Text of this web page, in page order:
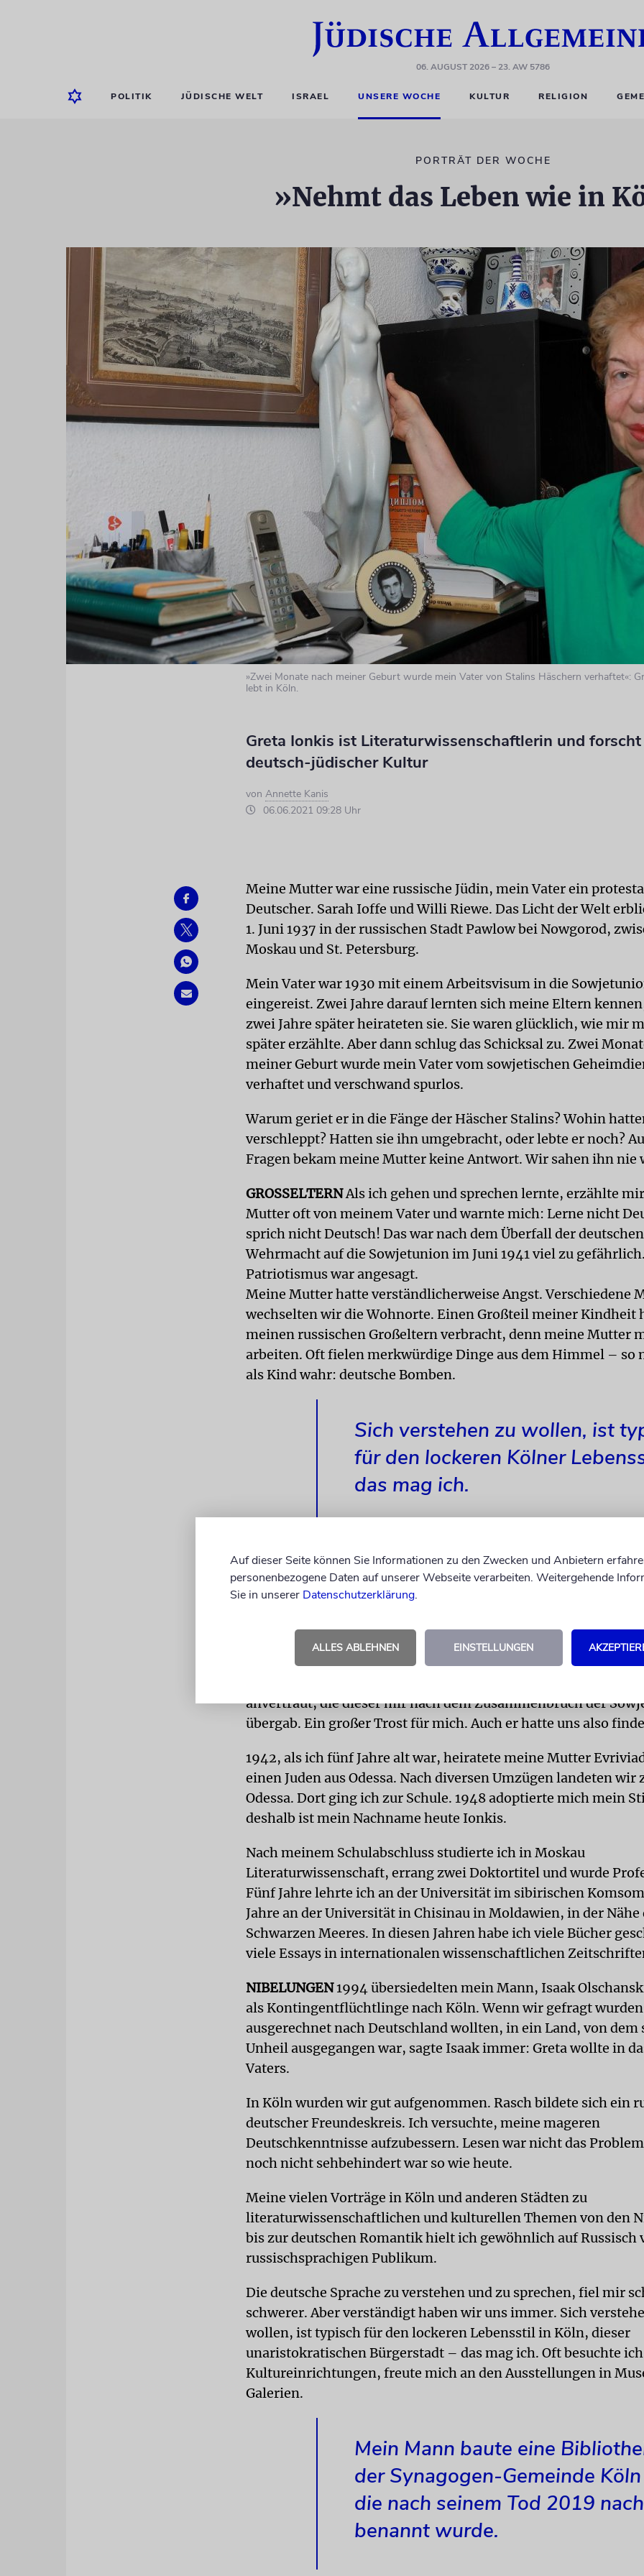
06. AUGUST 2026– 23. AW 5786
POLITIK JÜDISCHE WELT ISRAEL UNSERE WOCHE KULTUR RELIGION
PORTRÄT DER WOCHE
»Nehmt das Leben wie in
»Zwei Monate nach meiner Geburt wurde mein Vater von Stalins Häschern verhaftet«:
lebt in Köln.
Greta Ionkis ist Literaturwissenschaftlerin und forscht
deutsch-jüdischer Kultur
von Annette Kanis
06.06.2021 09:28 Uhr
Meine Mutter war eine russische Jüdin, mein Vater ein
Deutscher. Sarah Ioffe und Willi Riewe. Das Licht der Welt
1. Juni 1937 in der russischen Stadt Pawlow bei Nowgorod,
Moskau und St. Petersburg.
Mein Vater war 1930 mit einem Arbeitsvisum in die
eingereist. Zwei Jahre darauf lernten sich meine Eltern
zwei Jahre später heirateten sie. Sie waren glücklich, wie mir
später erzählte. Aber dann schlug das Schicksal zu. Zwei
meiner Geburt wurde mein Vater vom sowjetischen
verhaftet und verschwand spurlos.
Warum geriet er in die Fänge der Häscher Stalins? Wohin
verschleppt? Hatten sie ihn umgebracht, oder lebte er noch?
Fragen bekam meine Mutter keine Antwort. Wir sahen ihn nie
GROSSELTERNAls ich gehen und sprechen lernte, erzählte
Mutter oft von meinem Vater und warnte mich: Lerne nicht
sprich nicht Deutsch! Das war nach dem Überfall der deutschen
Wehrmacht auf die Sowjetunion im Juni 1941 viel zu gefährlich.
Patriotismus war angesagt.
Meine Mutter hatte verständlicherweise Angst. Verschiedene
wechselten wir die Wohnorte. Einen Großteil meiner Kindheit
meinen russischen Großeltern verbracht, denn meine Mutter
arbeiten. Oft fielen merkwürdige Dinge aus dem Himmel – so
als Kind wahr: deutsche Bomben.
Sich verstehen zu wollen, ist
für den lockeren Kölner
das mag ich.
Meine Großeltern brachten mir schon früh das Lesen der
Sprache bei. Russisch war und ist meine Muttersprache und
meine Heimat. Und doch sehnte ich mich nach meinem
Als ich 52 Jahre alt war, 1992, erfuhr ich über das Rote Kreuz,
1940 bis 1945 in russischer Gefangenschaft saß und 1962 in
anvertraut, die dieser mir nach dem Zusammenbruch der
übergab. Ein großer Trost für mich. Auch er hatte uns also
1942, als ich fünf Jahre alt war, heiratete meine Mutter
einen Juden aus Odessa. Nach diversen Umzügen landeten
Odessa. Dort ging ich zur Schule. 1948 adoptierte mich mein
deshalb ist mein Nachname heute Ionkis.
Nach meinem Schulabschluss studierte ich in Moskau
Literaturwissenschaft, errang zwei Doktortitel und wurde
Fünf Jahre lehrte ich an der Universität im sibirischen
Jahre an der Universität in Chisinau in Moldawien, in der Nähe
Schwarzen Meeres. In diesen Jahren habe ich viele Bücher
viele Essays in internationalen wissenschaftlichen
NIBELUNGEN1994 übersiedelten mein Mann, Isaak
als Kontingentflüchtlinge nach Köln. Wenn wir gefragt
ausgerechnet nach Deutschland wollten, in ein Land, von dem
Unheil ausgegangen war, sagte Isaak immer: Greta wollte in
Vaters.
In Köln wurden wir gut aufgenommen. Rasch bildete sich ein
deutscher Freundeskreis. Ich versuchte, meine mageren
Deutschkenntnisse aufzubessern. Lesen war nicht das
noch nicht sehbehindert war so wie heute.
Meine vielen Vorträge in Köln und anderen Städten zu
literaturwissenschaftlichen und kulturellen Themen von den
bis zur deutschen Romantik hielt ich gewöhnlich auf Russisch
russischsprachigen Publikum.
Die deutsche Sprache zu verstehen und zu sprechen, fiel mir
schwerer. Aber verständigt haben wir uns immer. Sich
wollen, ist typisch für den lockeren Lebensstil in Köln, dieser
unaristokratischen Bürgerstadt – das mag ich. Oft besuchte
Kultureinrichtungen, freute mich an den Ausstellungen in
Galerien.
Mein Mann baute eine
der Synagogen-Gemeinde
die nach seinem Tod 2019
benannt wurde.
Auf dieser Seite können Sie Informationen zu den Zwecken und Anbietern
personenbezogene Daten auf unserer Webseite verarbeiten. Weitergehende
Sie in unserer Datenschutzerklärung.
ALLES ABLEHNEN EINSTELLUNGEN